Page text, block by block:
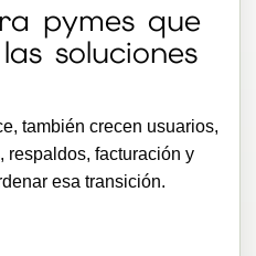
pymes que
soluciones
también crecen usuarios,
respaldos, facturación y
esa transición.